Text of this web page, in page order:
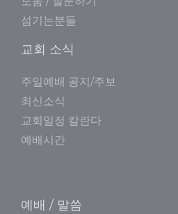
섬기는분들
교회 소식
주일예배 공지/주보
최신소식
교회일정 칼란다
예배시간
예배 / 말씀